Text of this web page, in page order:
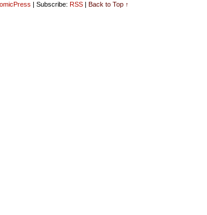
| Subscribe: RSS | Back to Top ↑